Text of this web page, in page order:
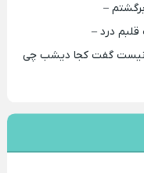
–
درد –
گفت کجا دیشب چی